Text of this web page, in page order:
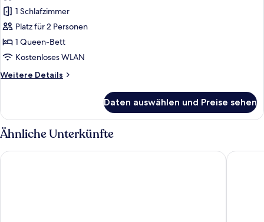
Double
Room
-
partial
View
1 Schlafzimmer
Platz für 2 Personen
1 Queen-Bett
Kostenloses WLAN
Weitere Details
Weitere
Double
Room
-
Mountain
Daten auswählen und Preise sehen
Ähnliche Unterkünfte
The Crystal VAYA Unique VAYA